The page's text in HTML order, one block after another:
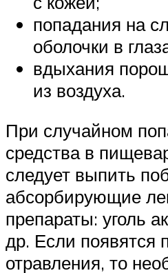
попадания на
оболочки в
вдыхания
из воздуха.
При случайном
средства в
следует выпить
абсорбирующие
препараты: уголь
др. Если появятся
отравления, то